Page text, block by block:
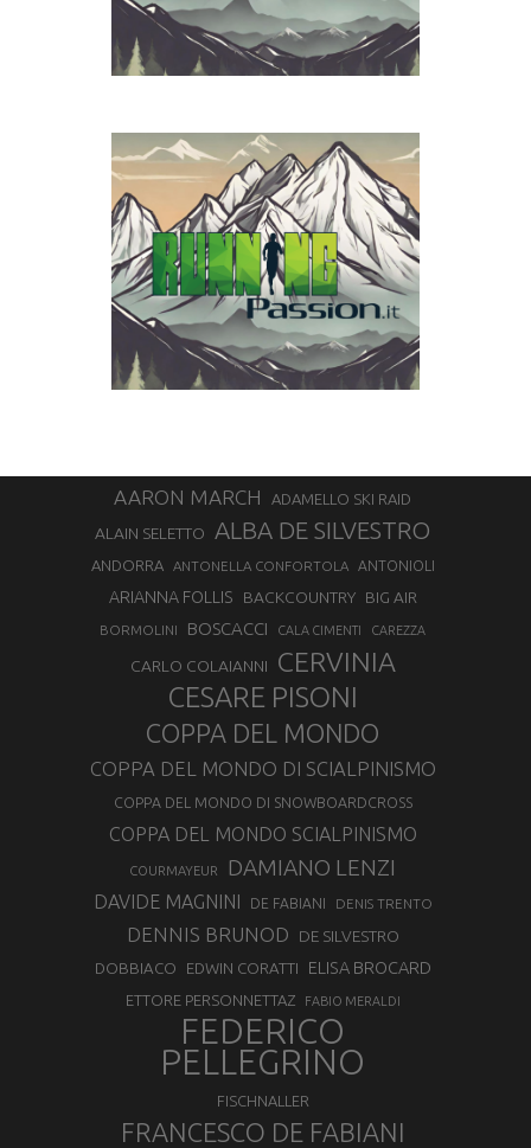
AARON MARCH ADAMELLO SKI RAID
ALAIN SELETTO ALBA DE SILVESTRO
ANDORRA ANTONELLA CONFORTOLA ANTONIOLI
ARIANNA FOLLIS BACKCOUNTRY BIG AIR
BORMOLINI BOSCACCI CALA CIMENTI CAREZZA
CARLO COLAIANNI CERVINIA
CESARE PISONI
COPPA DEL MONDO
COPPA DEL MONDO DI SCIALPINISMO
COPPA DEL MONDO DI SNOWBOARDCROSS
COPPA DEL MONDO SCIALPINISMO
COURMAYEUR DAMIANO LENZI
DAVIDE MAGNINI DE FABIANI DENIS TRENTO
DENNIS BRUNOD DE SILVESTRO
DOBBIACO EDWIN CORATTI ELISA BROCARD
ETTORE PERSONNETTAZ FABIO MERALDI
FEDERICO
PELLEGRINO
FISCHNALLER
FRANCESCO DE FABIANI